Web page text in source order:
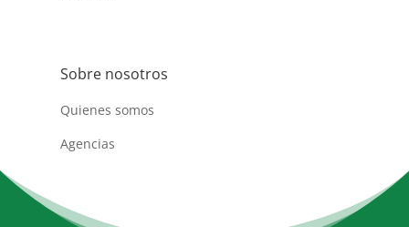
Sobre nosotros
Quienes somos
Agencias